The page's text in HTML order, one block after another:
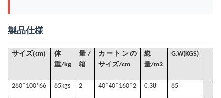
製品仕様
サイズ(cm)
体
重/kg
量/
箱
カートンの
サイズ/cm
総
量/m3
G.W(KGS)
280*100*66 85kgs 2 40*40*160*2 0.38 85